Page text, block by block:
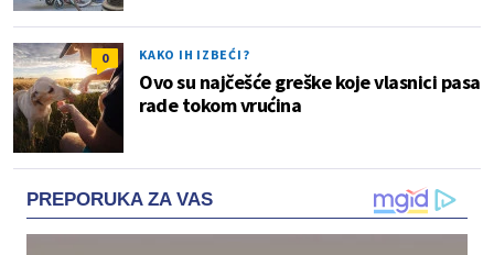
0 KAKO IH IZBEĆI?
Ovo su najčešće greške koje vlasnici pasa
rade tokom vrućina
PREPORUKA ZA VAS